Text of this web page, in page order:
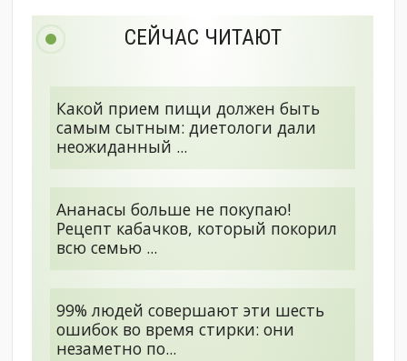
СЕЙЧАС ЧИТАЮТ
Какой прием пищи должен быть
самым сытным: диетологи дали
неожиданный ...
Ананасы больше не покупаю!
Рецепт кабачков, который покорил
всю семью ...
99% людей совершают эти шесть
ошибок во время стирки: они
незаметно по...